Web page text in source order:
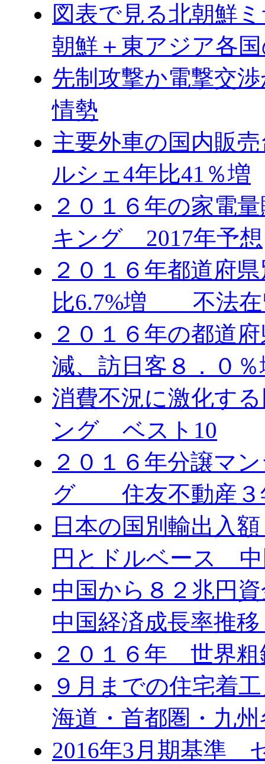
図表で見る北朝鮮
朝鮮＋東アジア各
先制攻撃か電撃交
情勢
主要外車の国内販
ルシェ4年比41％増
２０１６年の家電
キング 2017年予想
２０１６年都道府
比6.7%増 不法在
２０１６年の都道
減、訪日客８．０
消費不況に激化す
ング ベスト10
２０１６年分譲マ
グ 住友不動産３
日本の国別輸出入
円とドルベース 中
中国から８２兆円
中国経済成長率推
２０１６年 世界粗
９月までの住宅着
海道・首都圏・九
2016年3月期基準